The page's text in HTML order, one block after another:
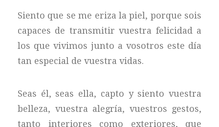
Siento que se me eriza la piel, porque sois
capaces de transmitir vuestra felicidad a
los que vivimos junto a vosotros este día
tan especial de vuestra vidas.
Seas él, seas ella, capto y siento vuestra
belleza, vuestra alegría, vuestros gestos,
tanto interiores como exteriores, que